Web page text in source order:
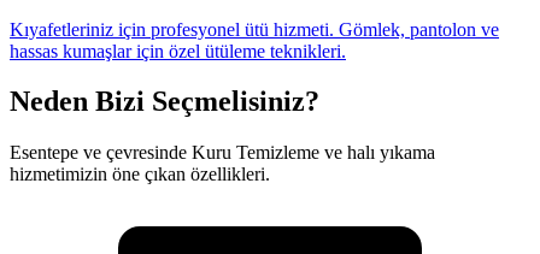
Kıyafetleriniz için profesyonel ütü hizmeti. Gömlek, pantolon ve
hassas kumaşlar için özel ütüleme teknikleri.
Neden Bizi Seçmelisiniz?
Esentepe ve çevresinde Kuru Temizleme ve halı yıkama
hizmetimizin öne çıkan özellikleri.